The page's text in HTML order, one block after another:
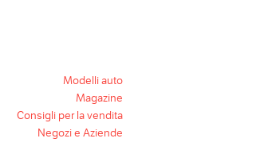
Modelli auto
Magazine
Consigli per la vendita
Negozi e Aziende